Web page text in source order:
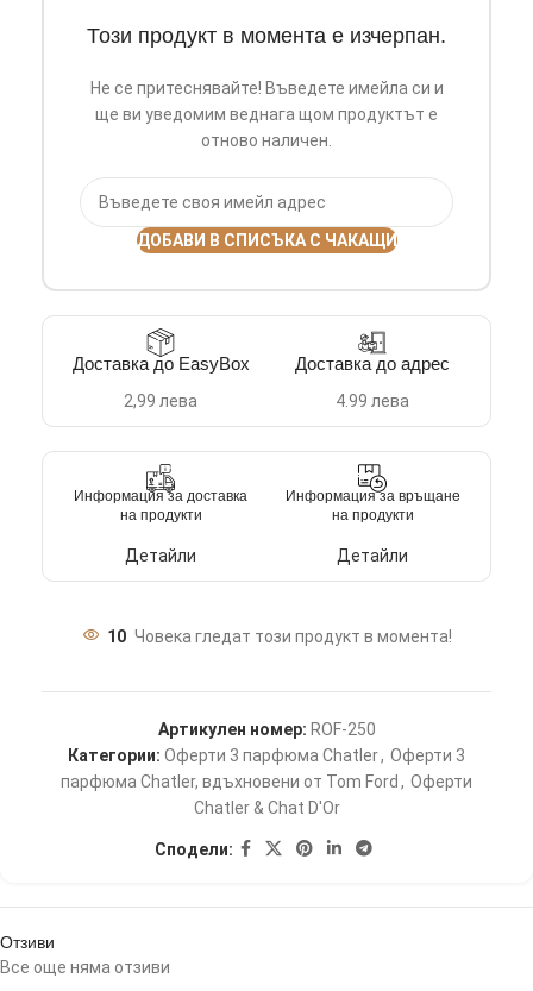
Този продукт в момента е изчерпан.
Не се притеснявайте! Въведете имейла си и
ще ви уведомим веднага щом продуктът е
отново наличен.
ДОБАВИ В СПИСЪКА С ЧАКАЩИ
Доставка до EasyBox
2,99 лева
Доставка до адрес
4.99 лева
Информация за доставка
на продукти
Детайли
Информация за връщане
на продукти
Детайли
10 Човека гледат този продукт в момента!
Артикулен номер: ROF-250
Категории: Оферти 3 парфюма Chatler, Оферти 3
парфюма Chatler, вдъхновени от Tom Ford , Оферти
Chatler & Chat D'Or
Сподели:
Отзиви
Все още няма отзиви